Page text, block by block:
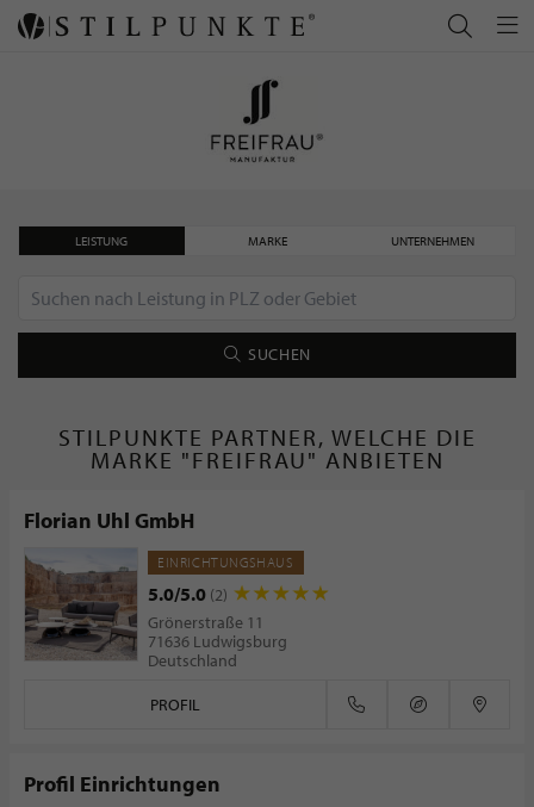
LEISTUNG MARKE UNTERNEHMEN
SUCHEN
STILPUNKTE PARTNER, WELCHE DIE
MARKE "FREIFRAU" ANBIETEN
Florian Uhl GmbH
EINRICHTUNGSHAUS
5.0/5.0 (2)
Grönerstraße 11
71636 Ludwigsburg
Deutschland
PROFIL
Profil Einrichtungen